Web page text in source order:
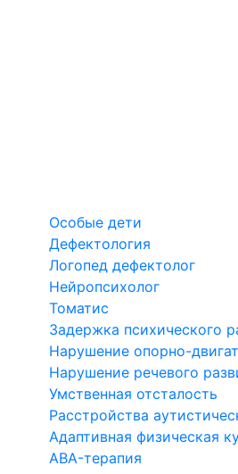
Особые дети
Дефектология
Логопед дефектолог
Нейропсихолог
Томатис
Задержка психического
Нарушение опорно-
Нарушение речевого
Умственная отсталость
Расстройства
Адаптивная физическая
ABA-терапия